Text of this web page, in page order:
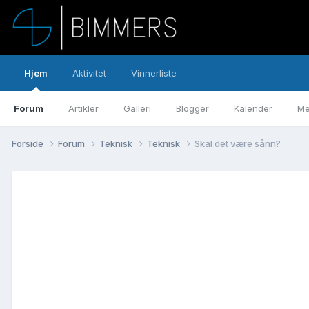
Hjem
Forum Artikler Galleri Blogger Kalender
Aktivitet Vinnerliste
Forside Forum Teknisk Teknisk Skal det være sånn?